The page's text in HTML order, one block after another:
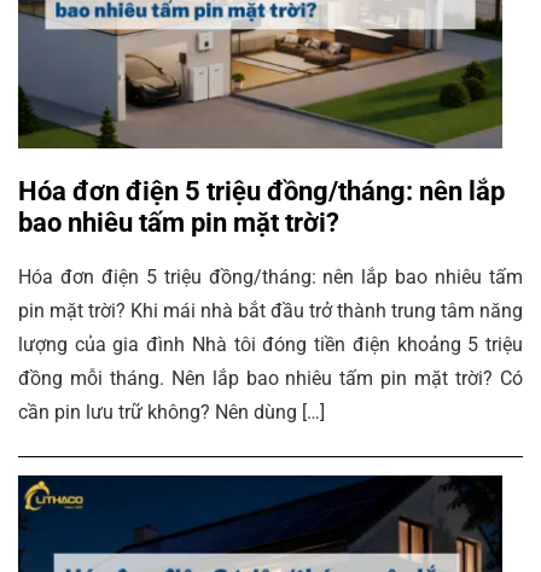
Hóa đơn điện 5 triệu đồng/tháng: nên lắp
bao nhiêu tấm pin mặt trời?
Hóa đơn điện 5 triệu đồng/tháng: nên lắp bao nhiêu tấm
pin mặt trời? Khi mái nhà bắt đầu trở thành trung tâm năng
lượng của gia đình Nhà tôi đóng tiền điện khoảng 5 triệu
đồng mỗi tháng. Nên lắp bao nhiêu tấm pin mặt trời? Có
cần pin lưu trữ không? Nên dùng […]